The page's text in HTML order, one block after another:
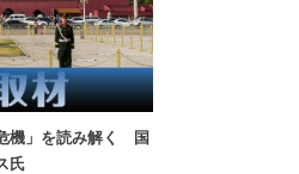
機」を読み解く 国
氏